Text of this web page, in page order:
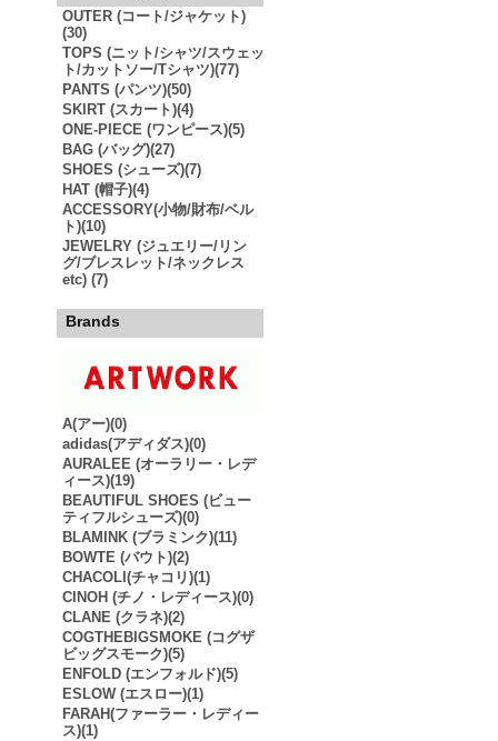
OUTER (コート/ジャケット)
(30)
TOPS (ニット/シャツ/スウェッ
ト/カットソー/Tシャツ)(77)
PANTS (パンツ)(50)
SKIRT (スカート)(4)
ONE-PIECE (ワンピース)(5)
BAG (バッグ)(27)
SHOES (シューズ)(7)
HAT (帽子)(4)
ACCESSORY(小物/財布/ベル
ト)(10)
JEWELRY (ジュエリー/リン
グ/ブレスレット/ネックレス
etc) (7)
Brands
A(アー)(0)
adidas(アディダス)(0)
AURALEE (オーラリー・レデ
ィース)(19)
BEAUTIFUL SHOES (ビュー
ティフルシューズ)(0)
BLAMINK (ブラミンク)(11)
BOWTE (バウト)(2)
CHACOLI(チャコリ)(1)
CINOH (チノ・レディース)(0)
CLANE (クラネ)(2)
COGTHEBIGSMOKE (コグザ
ビッグスモーク)(5)
ENFOLD (エンフォルド)(5)
ESLOW (エスロー)(1)
FARAH(ファーラー・レディー
ス)(1)